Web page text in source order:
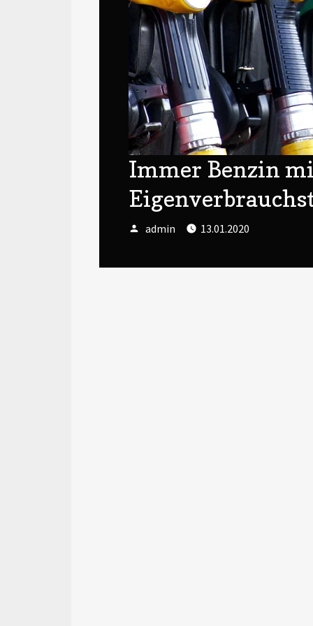
Immer Benzin
Author
admin
Posted
13.01.2020